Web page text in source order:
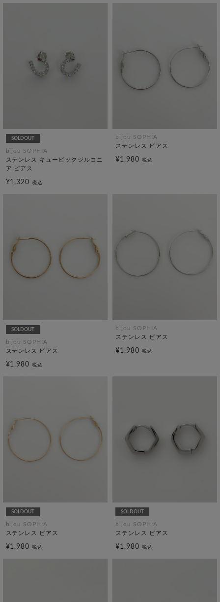
SOLDOUT
bijou SOPHIA
ステンレス キュービックジルコニ
ア ピアス
¥1,320税込
bijou SOPHIA
ステンレス ピアス
¥1,980 税込
SOLDOUT
bijou SOPHIA
ステンレス ピアス
¥1,980税込
bijou SOPHIA
ステンレス ピアス
¥1,980 税込
SOLDOUT
bijou SOPHIA
ステンレス ピアス
¥1,980税込
SOLDOUT
bijou SOPHIA
ステンレス ピアス
¥1,980 税込